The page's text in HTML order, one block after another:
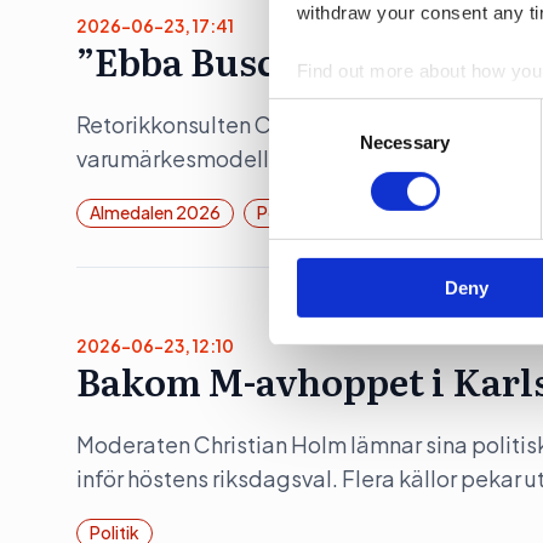
withdraw your consent any
Find out more about how
information about your use
other information that
Necessary
Deny
2026-06-23, 17:41
”Ebba Buschs
Retorikkonsulten Camilla Eriksson
varumärkesmodell Field of Meaning. Först ut
Almedalen 2026 Politik
2026-06-23, 12:10
Bakom M-avhoppet i
Moderaten Christian Holm lämnar sina
inför höstens riksdagsval. Flera källor pekar
Politik